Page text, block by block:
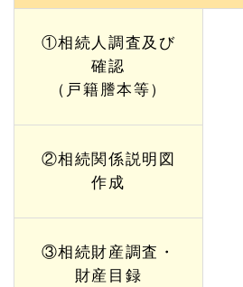
①相続人調査及び
確認
（戸籍謄本等）
②相続関係説明図
作成
③相続財産調査・
財産目録